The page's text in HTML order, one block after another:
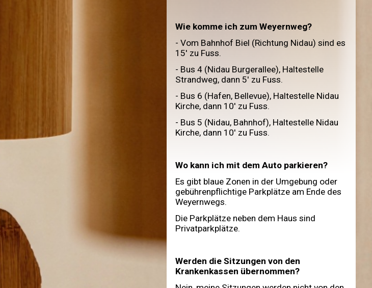
Wie komme ich zum Weyernweg?
- Vom Bahnhof Biel (Richtung Nidau) sind es
15' zu Fuss.
- Bus 4 (Nidau Burgerallee), Haltestelle
Strandweg, dann 5' zu Fuss.
- Bus 6 (Hafen, Bellevue), Haltestelle Nidau
Kirche, dann 10' zu Fuss.
- Bus 5 (Nidau, Bahnhof), Haltestelle Nidau
Kirche, dann 10' zu Fuss.
Wo kann ich mit dem Auto parkieren?
Es gibt blaue Zonen in der Umgebung oder
gebührenpflichtige Parkplätze am Ende des
Weyernwegs.
Die Parkplätze neben dem Haus sind
Privatparkplätze.
Werden die Sitzungen von den
Krankenkassen übernommen?